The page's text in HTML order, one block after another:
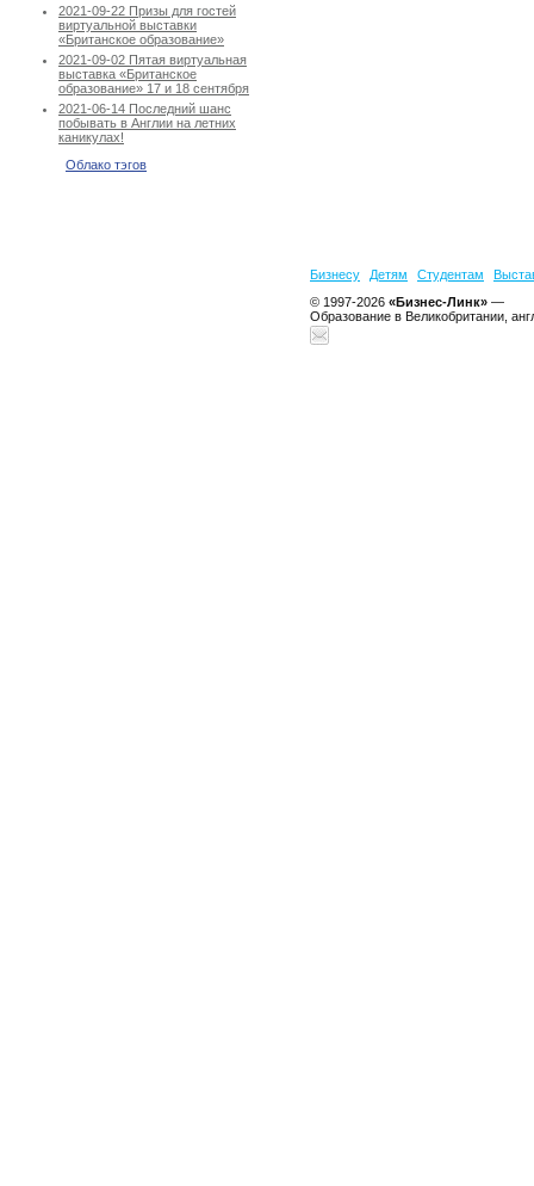
2021-09-22 Призы для гостей
виртуальной выставки
«Британское образование»
2021-09-02 Пятая виртуальная
выставка «Британское
образование» 17 и 18 сентября
2021-06-14 Последний шанс
побывать в Англии на летних
каникулах!
Облако тэгов
Бизнесу Детям Студентам
© 1997-2026 «Бизнес-Линк» —
Образование в Великобритании,